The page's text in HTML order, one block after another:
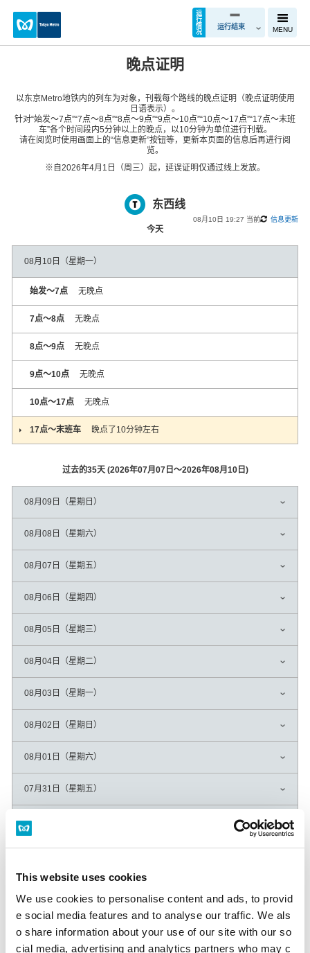
This website uses cookies
We use cookies to personalise content and ads, to provid
e social media features and to analyse our traffic. We als
o share information about your use of our site with our so
cial media, advertising and analytics partners who may c
运
行
情
况
运行结束 MENU
晚点证明
以东京Metro地铁内的列车为对象，刊载每个路线的晚点证明（晚点证明使用
日语表示）。
针对“始发～7点”“7点～8点”“8点～9点”“9点～10点”“10点～17点”“17点～末班
车”各个时间段内5分钟以上的晚点，以10分钟为单位进行刊载。
请在阅览时使用画面上的“信息更新”按钮等，更新本页面的信息后再进行阅
览。
※自2026年4月1日（周三）起，延误证明仅通过线上发放。
东西线
08月10日 19:27 当前 信息更新
今天
08月10日（星期一）
始发～7点 无晚点
7点～8点 无晚点
8点～9点 无晚点
9点～10点 无晚点
10点～17点 无晚点
17点～末班车 晚点了10分钟左右
过去的35天 (2026年07月07日〜2026年08月10日)
08月09日（星期日）
08月08日（星期六）
08月07日（星期五）
08月06日（星期四）
08月05日（星期三）
08月04日（星期二）
08月03日（星期一）
08月02日（星期日）
08月01日（星期六）
07月31日（星期五）
07月30日（星期四）
07月27日（星期一）
07月26日（星期日）